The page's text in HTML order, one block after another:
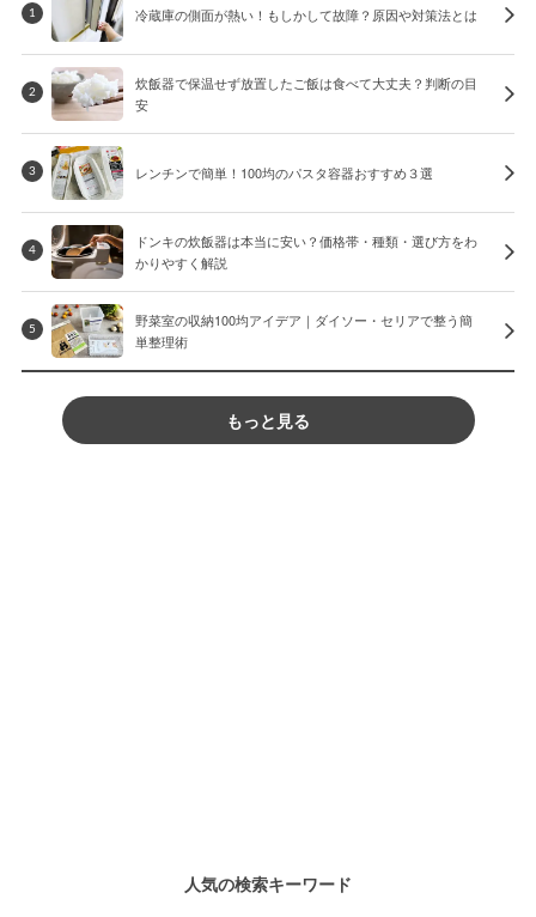
1 冷蔵庫の側面が熱い！もしかして故障？原因や対策法とは
2
炊飯器で保温せず放置したご飯は食べて大丈夫？判断の目
安
3 レンチンで簡単！100均のパスタ容器おすすめ３選
4
ドンキの炊飯器は本当に安い？価格帯・種類・選び方をわ
かりやすく解説
5
野菜室の収納100均アイデア｜ダイソー・セリアで整う簡
単整理術
もっと見る
人気の検索キーワード